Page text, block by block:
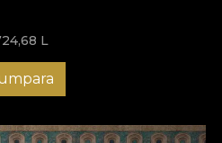
un decor pe gustul tău. Un tapet
tine, așa că bucură-te de un
ți invitații. Îți oferim consiliere
chiar acum colecțiile VLAdiLA
L